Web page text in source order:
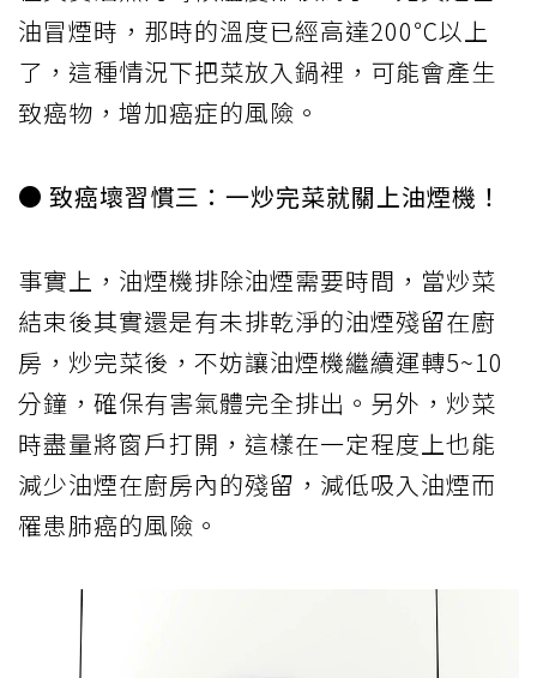
油冒煙時，那時的溫度已經高達200℃以上
了，這種情況下把菜放入鍋裡，可能會產生
致癌物，增加癌症的風險。
● 致癌壞習慣三：一炒完菜就關上油煙機！
事實上，油煙機排除油煙需要時間，當炒菜
結束後其實還是有未排乾淨的油煙殘留在廚
房，炒完菜後，不妨讓油煙機繼續運轉5~10
分鐘，確保有害氣體完全排出。另外，炒菜
時盡量將窗戶打開，這樣在一定程度上也能
減少油煙在廚房內的殘留，減低吸入油煙而
罹患肺癌的風險。